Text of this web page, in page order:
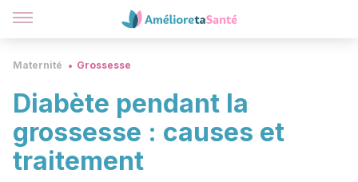
Maternité Grossesse
Diabète pendant la
grossesse : causes et
traitement